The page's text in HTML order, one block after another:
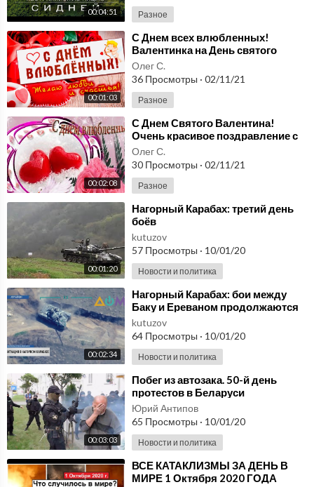
00:04:51 Разное
00:01:03
⁣С Днем всех влюбленных!
Валентинка на День святого
Валентина 14 февраля!
Олег С.
36 Просмотры · 02/11/21
Разное
00:02:08
⁣С Днем Святого Валентина!
Очень красивое поздравление с
днем святого Валентина.
Олег С.
30 Просмотры · 02/11/21
Разное
00:01:20
⁣Нагорный Карабах: третий день
боёв
kutuzov
57 Просмотры · 10/01/20
Новости и политика
00:02:34
⁣Нагорный Карабах: бои между
Баку и Ереваном продолжаются
пятый день
kutuzov
64 Просмотры · 10/01/20
Новости и политика
00:03:03
⁣Побег из автозака. 50-й день
протестов в Беларуси
Юрий Антипов
65 Просмотры · 10/01/20
Новости и политика
⁣ВСЕ КАТАКЛИЗМЫ ЗА ДЕНЬ В
МИРЕ 1 Октября 2020 ГОДА